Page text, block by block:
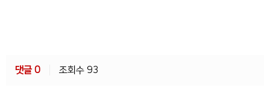
댓글0 조회수 93